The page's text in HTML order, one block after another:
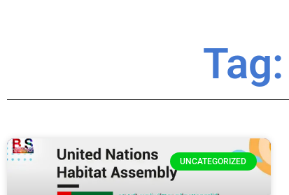
UNCATEGORIZED